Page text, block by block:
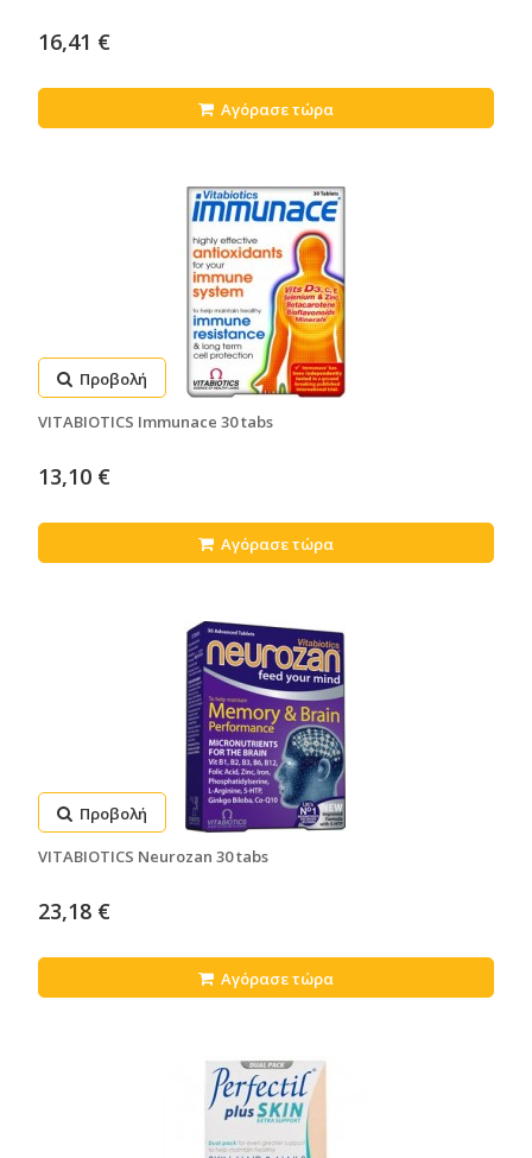
16,41 €
Αγόρασε τώρα
Προβολή
VITABIOTICS Immunace 30 tabs
13,10 €
Αγόρασε τώρα
Προβολή
VITABIOTICS Neurozan 30 tabs
23,18 €
Αγόρασε τώρα